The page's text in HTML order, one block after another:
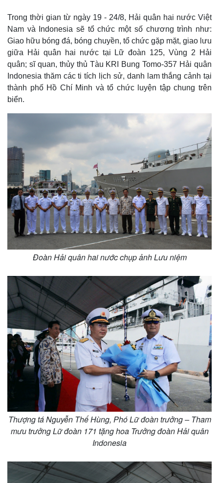
Thế giới
Quan sát
Cuộc sống đó đây
Hồ sơ
Multimedia
Video
Ảnh
E-Magazine
Infographic
Trong thời gian từ ngày 19 - 24/8, Hải quân hai nước Việt
Nam và Indonesia sẽ tổ chức một số chương trình như:
Giao hữu bóng đá, bóng chuyền, tổ chức gặp mặt, giao lưu
giữa Hải quân hai nước tại Lữ đoàn 125, Vùng 2 Hải
quân; sĩ quan, thủy thủ Tàu KRI Bung Tomo-357 Hải quân
Indonesia thăm các ti tích lịch sử, danh lam thắng cảnh tại
thành phố Hồ Chí Minh và tổ chức luyện tập chung trên
biển.
Đoàn Hải quân hai nước chụp ảnh Lưu niệm
Thượng tá Nguyễn Thế Hùng, Phó Lữ đoàn trưởng – Tham
mưu trưởng Lữ đoàn 171 tặng hoa Trưởng đoàn Hải quân
Indonesia